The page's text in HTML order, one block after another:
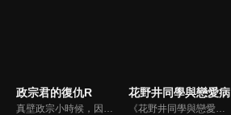
政宗君的復仇R
真壁政宗小時候，因為他的身型較為肥胖，而被安達垣愛姬取上「豬腳」這個丟臉綽號。之後，政宗的外公為了讓他改頭換面，而將他接回老家並以魔鬼訓練鍛煉他整整 8 年。8 年後，政宗搖身一變成為大帥哥，改了原本的姓氏，並準備向愛姬展開復仇。
花野井同學與戀愛病
《花野井同學與戀愛病》是目前於講談社 Dessert 連載的漫畫作品，過去曾於第 45 屆講談社漫畫賞中獲獎。其故事藉由與戀愛絕緣的高中生日生螢，和神秘的帥哥花野井為主角。描述藉由一把傘為契機，兩人展開了限期的交往體驗。不懂戀愛為何物的女子與重視愛情的花野井，兩人的愛情故事就此展開。